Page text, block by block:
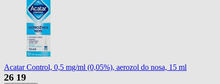
Acatar Control, 0,5 mg/ml (0,05%), aerozol do nosa, 15 ml
26 19